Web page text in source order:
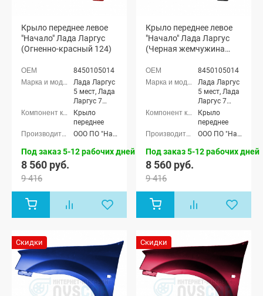
Крыло переднее левое
"Начало" Лада Ларгус
(Огненно-красный 124)
8450105014
Лада Ларгус
5 мест, Лада
Ларгус 7
мест
Крыло
переднее
ООО ПО "Начало"
Под заказ 5-12 рабочих дней
8 560 руб.
9 416
Крыло переднее левое
"Начало" Лада Ларгус
(Черная жемчужина
8450105014
Лада Ларгус
5 мест, Лада
Ларгус 7
мест
Крыло
переднее
ООО ПО "Начало"
Под заказ 5-12 рабочих дней
8 560 руб.
9 416
Скидки Скидки